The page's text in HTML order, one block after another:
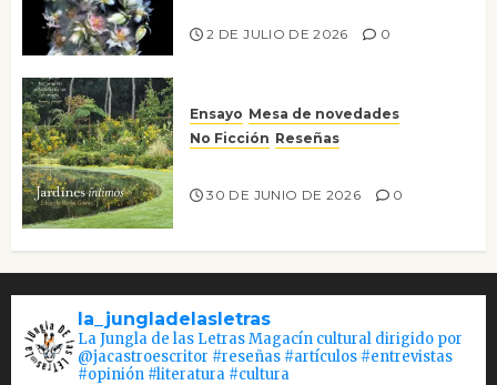
2 DE JULIO DE 2026 0
Ensayo Mesa de novedades
No Ficción Reseñas
30 DE JUNIO DE 2026 0
la_jungladelasletras
La Jungla de las Letras Magacín cultural dirigido por
@jacastroescritor #reseñas #artículos #entrevistas
#opinión #literatura #cultura